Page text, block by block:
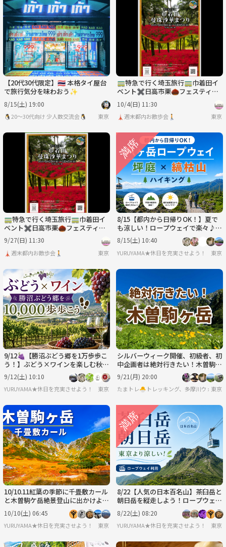
【20代30代限定】🇹🇭 本格タイ屋台
で旅行気分を味わおう✨
8/15(土) 19:00
🐧20〜30代向け 少人数交流会🐧 東京
🚃特急で行く埼玉旅行🚃巾着田イ
ベント✖️日高市栗🌰フェスティバ
ル
10/4(日) 11:30
🗼週末都内お散歩会🚶 東京
🚃特急で行く埼玉旅行🚃巾着田イ
ベント✖️日高市栗🌰フェスティバ
ル
9/27(日) 11:30
🗼週末都内お散歩会🚶 東京
8/15【都内から日帰りOK！】夏で
も涼しい！ロープウェイで楽々♪
八ヶ岳・坪庭＆縞枯山絶景ハイキン
グ
8/15(土) 10:40
YURUYAMA★休日を充実させよう！（グル
東京
9/12🍇【勝沼ぶどう郷を1万歩歩こ
う！】ぶどう×ワインを楽しむ秋の
日帰り旅🍷
9/12(土) 10:10
YURUYAMA★休日を充実させよう！（グループ登山サークル）
東京
シルバーウィーク開催、初級者、初
中企画者は絶対行きたい！木曽駒ヶ
岳☘️
9/21(月) 20:00
たまトレ🐣トレッキング、多摩川ウォーキ
東京
10/10.11紅葉の季節に千畳敷カール
と木曽駒ケ岳絶景登山に出かけよ
う！
10/10(土) 06:45
YURUYAMA★休日を充実させよう！（グループ登山サークル）
東京
8/22【人気の日本百名山】茶臼岳と
朝日岳を縦走しよう！ロープウェイ
利用です！
8/22(土) 08:20
YURUYAMA★休日を充実させよう！（グル
東京